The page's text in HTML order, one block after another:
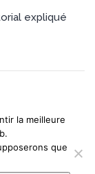
expliqué
la meilleure
que